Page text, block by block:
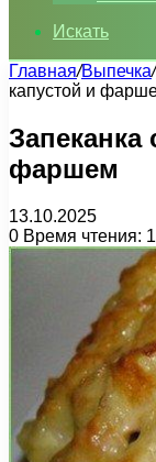
Искать
Главная/Выпечка/
капустой и
Запеканка
фаршем
13.10.2025
0 Время чтения: